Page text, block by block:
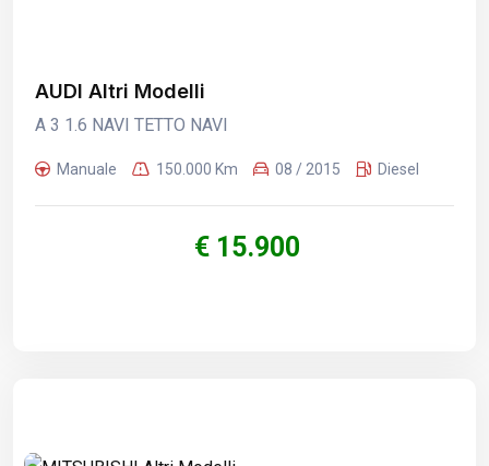
AUDI Altri Modelli
A 3 1.6 NAVI TETTO NAVI
Manuale 150.000 Km 08 / 2015 Diesel
€ 15.900